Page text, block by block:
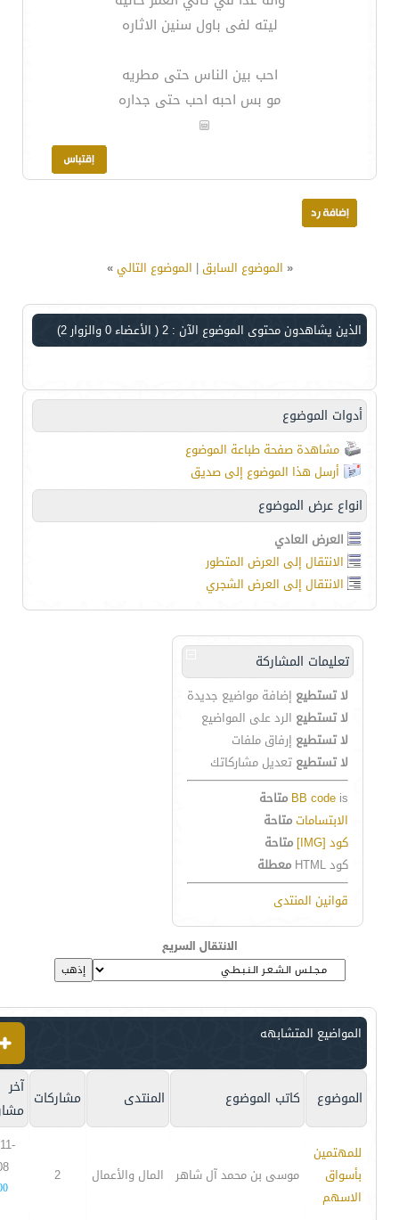
ليته لفى باول سنين الاثاره
احب بين الناس حتى مطريه
مو بس احبه احب حتى جداره
« الموضوع السابق| الموضوع التالي»
الذين يشاهدون محتوى الموضوع الآن : 2 ( الأعضاء 0 والزوار 2)
أدوات الموضوع
مشاهدة صفحة طباعة الموضوع
أرسل هذا الموضوع إلى صديق
انواع عرض الموضوع
العرض العادي
الانتقال إلى العرض المتطور
الانتقال إلى العرض الشجري
تعليمات المشاركة
لا تستطيع إضافة مواضيع جديدة
لا تستطيع الرد على المواضيع
لا تستطيع إرفاق ملفات
لا تستطيع تعديل مشاركاتك
BB code is
متاحة
الابتساماتمتاحة
كود [IMG]
متاحة
كود HTML
معطلة
قوانين المنتدى
الانتقال السريع
المواضيع المتشابهه
الموضوع كاتب الموضوع المنتدى مشاركات آخر
للمهتمين
بأسواق
الاسهم
موسى بن محمد آل شاهر المال والأعمال 2